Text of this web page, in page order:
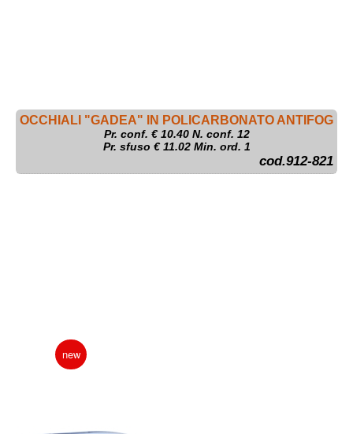
OCCHIALI "GADEA" IN POLICARBONATO ANTIFOG
Pr. conf. €10.40N. conf. 12
Pr. sfuso € 11.02 Min. ord. 1
cod.912-821
new